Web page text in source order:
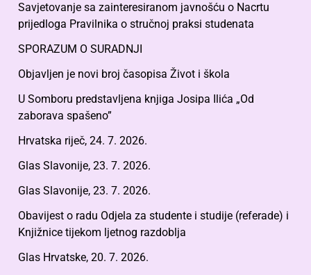
Savjetovanje sa zainteresiranom javnošću o Nacrtu
prijedloga Pravilnika o stručnoj praksi studenata
SPORAZUM O SURADNJI
Objavljen je novi broj časopisa Život i škola
U Somboru predstavljena knjiga Josipa Ilića „Od
zaborava spašeno”
Hrvatska riječ, 24. 7. 2026.
Glas Slavonije, 23. 7. 2026.
Glas Slavonije, 23. 7. 2026.
Obavijest o radu Odjela za studente i studije (referade) i
Knjižnice tijekom ljetnog razdoblja
Glas Hrvatske, 20. 7. 2026.